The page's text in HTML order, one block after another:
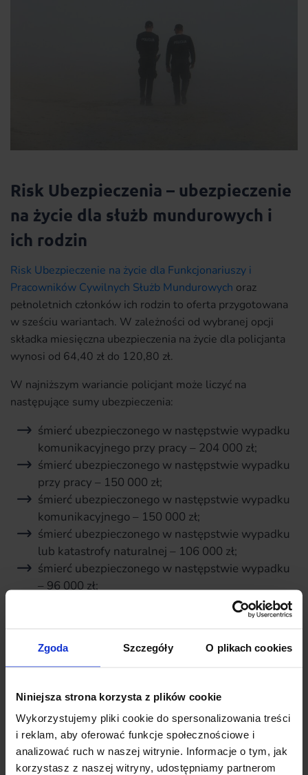
Zgoda Szczegóły O plikach cookies
Niniejsza strona korzysta z plików cookie
Wykorzystujemy pliki cookie do spersonalizowania treści
i reklam, aby oferować funkcje społecznościowe i
analizować ruch w naszej witrynie. Informacje o tym, jak
korzystasz z naszej witryny, udostępniamy partnerom
Risk Ubezpieczenia – ubezpieczenie
na życie dla służb mundurowych i
ich rodzin
Risk Ubezpieczenie na życie dla Funkcjonariuszy i
Pracowników Cywilnych Służb Mundurowych oraz
pełnoletnich członków ich rodzin to oferta przygotowana
w sześciu wariantach. W zależności od wybranej opcji
składka miesięczna ubezpieczenia na życie dla policjanta
wynosi od 64,40 zł do 120,80 zł.
W najniższym wariancie policjant może liczyć na
następujące sumy ubezpieczenia:
śmierć ubezpieczonego w następstwie wypadku
komunikacyjnego przy pracy – 204 000 zł;
śmierć ubezpieczonego w następstwie wypadku
przy pracy – 150 000 zł;
śmierć ubezpieczonego w następstwie wypadku
komunikacyjnego – 150 000 zł;
śmierć ubezpieczonego w następstwie wypadku
lub katastrofy naturalnej – 106 000 zł;
śmierć ubezpieczonego w następstwie wypadku
– 96 000 zł;
śmierć ubezpieczonego w wyniku zawału serca
trwały uszczerbek na zdrowiu w wyniku
wypadku – 400 zł;
zgon małżonka/partnera – 12 000 zł;
zgon małżonka/partnera w wyniku wypadku – 24
000 zł;
zgon małżonka/partnera w wyniku wypadku
komunikacyjnego – 36 000 zł;